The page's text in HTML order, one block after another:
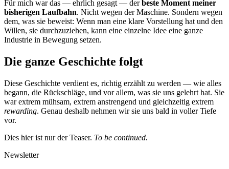
Für mich war das — ehrlich gesagt — derbeste Moment meiner
bisherigen Laufbahn. Nicht wegen der Maschine. Sondern wegen
dem, was sie beweist: Wenn man eine klare Vorstellung hat und den
Willen, sie durchzuziehen, kann eine einzelne Idee eine ganze
Industrie in Bewegung setzen.
Die ganze Geschichte folgt
Diese Geschichte verdient es, richtig erzählt zu werden — wie alles
begann, die Rückschläge, und vor allem, was sie uns gelehrt hat. Sie
war extrem mühsam, extrem anstrengend und gleichzeitig extrem
rewarding. Genau deshalb nehmen wir sie uns bald in voller Tiefe
vor.
Dies hier ist nur der Teaser. To be continued.
Newsletter